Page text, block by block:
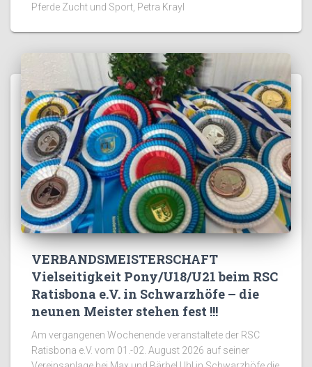
Pferde Zucht und Sport, Petra Krayl
VERBANDSMEISTERSCHAFT
Vielseitigkeit Pony/U18/U21 beim RSC
Ratisbona e.V. in Schwarzhöfe – die
neunen Meister stehen fest !!!
Am vergangenen Wochenende veranstaltete der RSC
Ratisbona e.V. vom 01.-02. August 2026 auf seiner